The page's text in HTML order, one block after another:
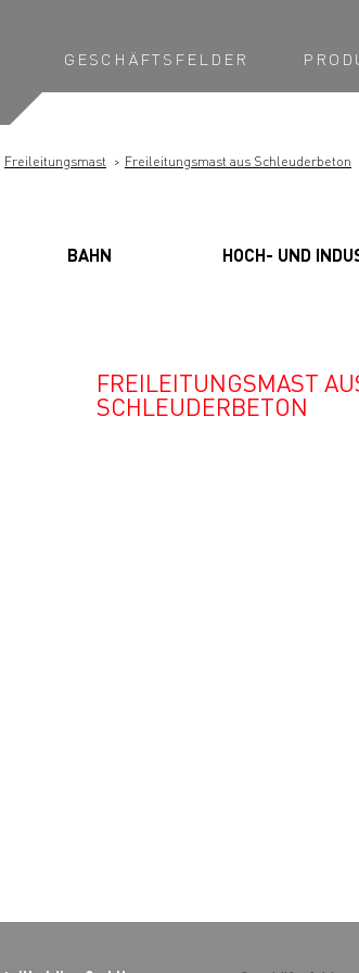
GESCHÄFTSFELDER
Freileitungsmast Freileitungsmast aus Schleuderbeton
BAHN HOCH- UND
FREILEITUNGSMAST
SCHLEUDERBETON